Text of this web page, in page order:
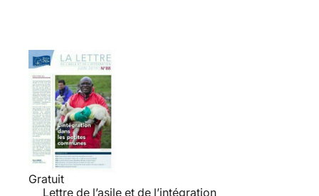
Gratuit
Lettre de l’asile et de l’intégration